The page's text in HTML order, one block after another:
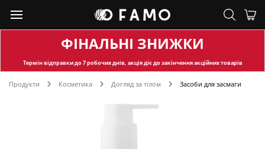
ФІНАЛЬНІ ЗНИЖКИ
Термін відправкидо 7 робочих днів, акція діє до закінчення акційних товарів
Продукти Косметика Догляд за тілом Засоби для засмаги